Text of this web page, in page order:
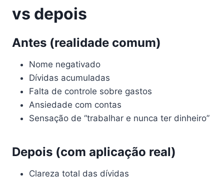
vs depois
Antes (realidade comum)
Nome negativado
Dívidas acumuladas
Falta de controle sobre gastos
Ansiedade com contas
Sensação de “trabalhar e nunca ter dinheiro”
Depois (com aplicação real)
Clareza total das dívidas